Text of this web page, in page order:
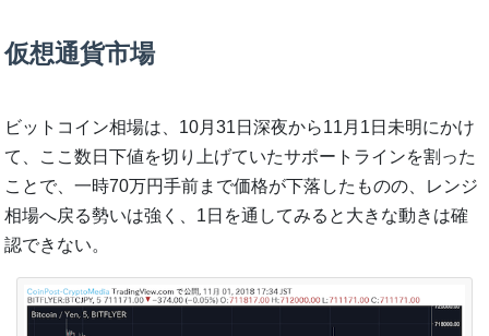
仮想通貨市場
ビットコイン相場は、10月31日深夜から11月1日未明にかけ
て、ここ数日下値を切り上げていたサポートラインを割った
ことで、一時70万円手前まで価格が下落したものの、レンジ
相場へ戻る勢いは強く、1日を通してみると大きな動きは確
認できない。